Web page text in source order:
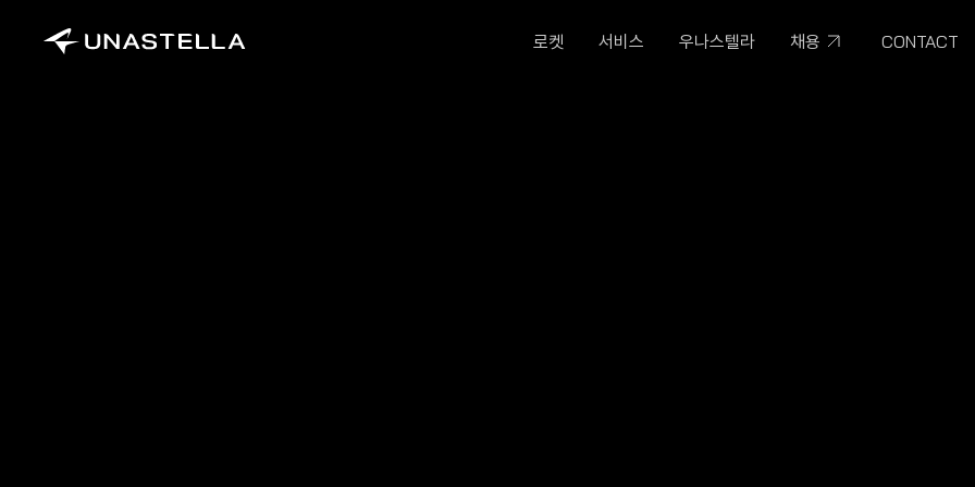
로켓 서비스 우나스텔라 채용 CONTACT